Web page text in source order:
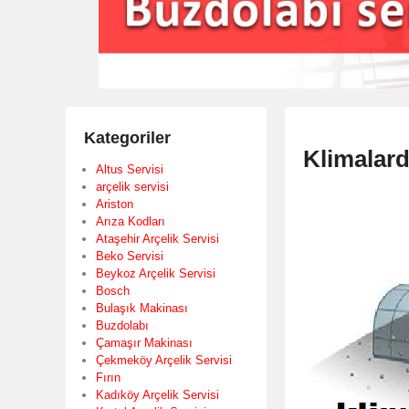
Kategoriler
Altus Servisi
arçelik servisi
Ariston
Arıza Kodları
Ataşehir Arçelik Servisi
Beko Servisi
Beykoz Arçelik Servisi
Bosch
Bulaşık Makinası
Buzdolabı
Çamaşır Makinası
Çekmeköy Arçelik Servisi
Fırın
Kadıköy Arçelik Servisi